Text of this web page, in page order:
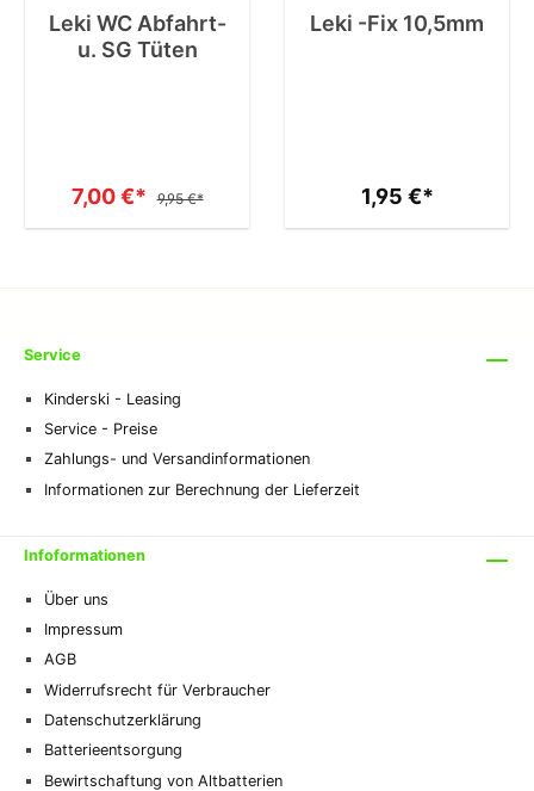
Leki WC Abfahrt-
u. SG Tüten
7,00 €* 9,95 €*
Leki -Fix 10,5mm
1,95 €*
Service
Kinderski - Leasing
Service - Preise
Zahlungs- und Versandinformationen
Informationen zur Berechnung der Lieferzeit
Infoformationen
Über uns
Impressum
AGB
Widerrufsrecht für Verbraucher
Datenschutzerklärung
Batterieentsorgung
Bewirtschaftung von Altbatterien